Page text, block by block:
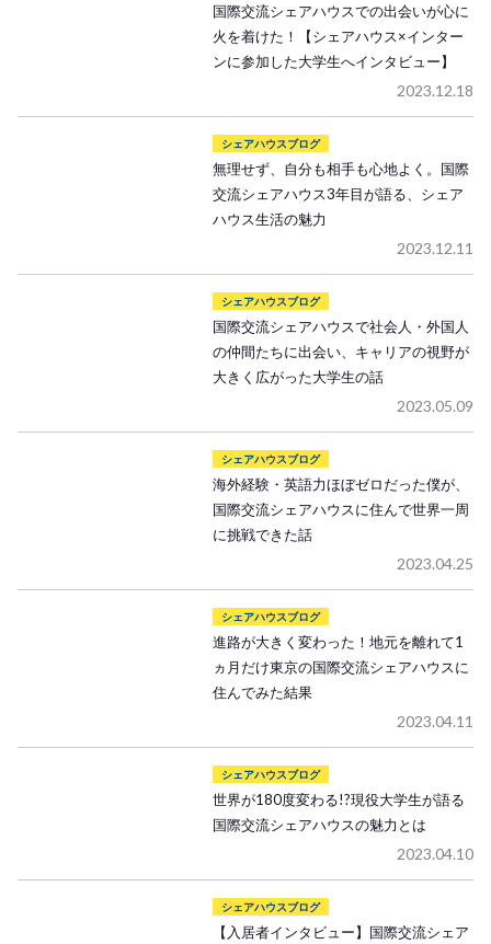
国際交流シェアハウスでの出会いが心に
火を着けた！【シェアハウス×インター
ンに参加した大学生へインタビュー】
2023.12.18
シェアハウスブログ
無理せず、自分も相手も心地よく。国際
交流シェアハウス3年目が語る、シェア
ハウス生活の魅力
2023.12.11
シェアハウスブログ
国際交流シェアハウスで社会人・外国人
の仲間たちに出会い、キャリアの視野が
大きく広がった大学生の話
2023.05.09
シェアハウスブログ
海外経験・英語力ほぼゼロだった僕が、
国際交流シェアハウスに住んで世界一周
に挑戦できた話
2023.04.25
シェアハウスブログ
進路が大きく変わった！地元を離れて1
ヵ月だけ東京の国際交流シェアハウスに
住んでみた結果
2023.04.11
シェアハウスブログ
世界が180度変わる!?現役大学生が語る
国際交流シェアハウスの魅力とは
2023.04.10
シェアハウスブログ
【入居者インタビュー】国際交流シェア